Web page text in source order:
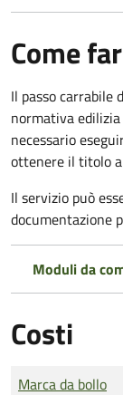
Come
Il passo carrabile
normativa
necessario
ottenere il titolo
Il servizio può
documentazione
Moduli da
Costi
Tipo di pagamento
Importo
Marca da bollo